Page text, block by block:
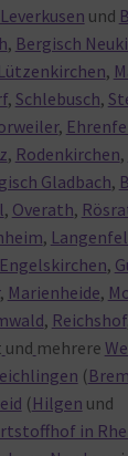
Leverkusen und
, Bergisch
Lützenkirchen,
, Schlebusch,
,
, Rodenkirchen,
Gladbach,
, Overath,
,
Engelskirchen,
, Marienheide,
, Reichshof,
und mehrere
(
( Hilgen und
in